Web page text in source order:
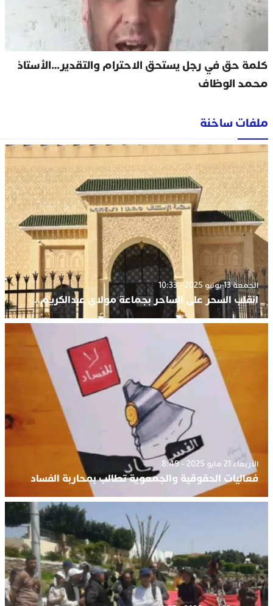
كلمة حق في رجل يستحق الاحترام والتقدير…الأستاذ
محمد الوظاف
ملفات ساخنة
الجمعة 13 يونيو 2025 - 10:33
انقلب السحر على الساحر بجماعة مولاي عبدالكريم..
الأربعاء 21 مايو 2025 - 8:49
فعاليات الحقوقية والجمعوية تطالب بمحاربة الفساد